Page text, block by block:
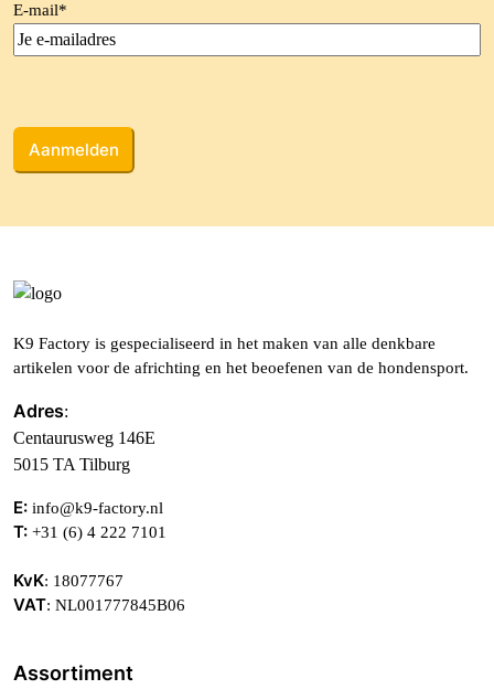
E-mail*
K9 Factory is gespecialiseerd in het maken van alle denkbare
artikelen voor de africhting en het beoefenen van de hondensport.
Adres:
Centaurusweg 146E
5015 TA Tilburg
E: info@k9-factory.nl
T: +31 (6) 4 222 7101
KvK: 18077767
VAT: NL001777845B06
Assortiment